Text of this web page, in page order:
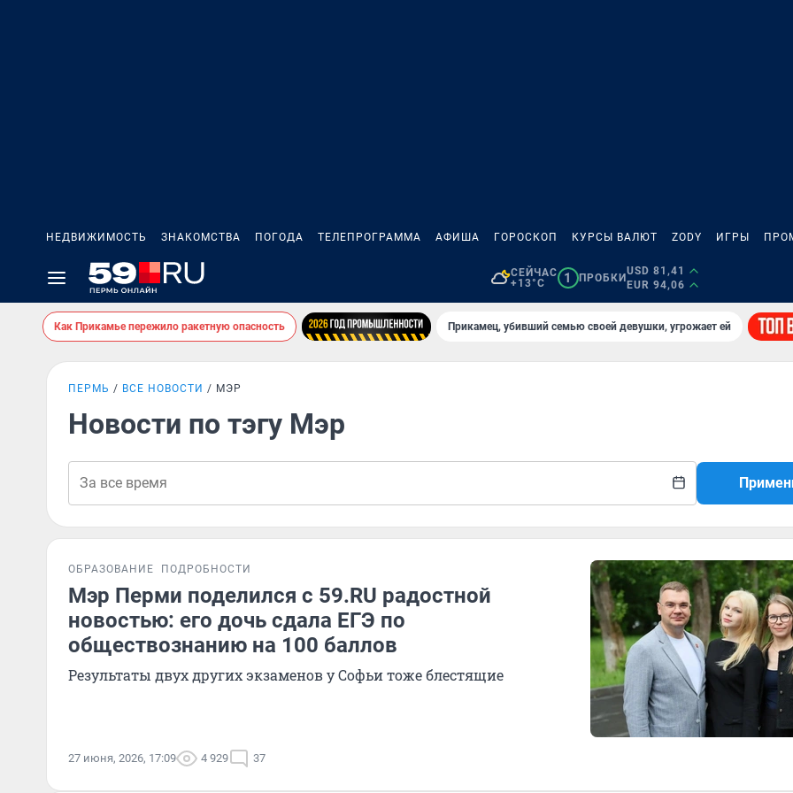
НЕДВИЖИМОСТЬ ЗНАКОМСТВА ПОГОДА ТЕЛЕПРОГРАММА АФИША ГОРОСКОП КУРСЫ ВАЛЮТ ZODY ИГРЫ
СЕЙЧАС
+13°C
1 ПРОБКИ
USD 81,41
EUR 94,06
Как Прикамье пережило ракетную опасность Прикамец, убивший семью своей девушки, угрожает ей
ПЕРМЬ ВСЕ НОВОСТИ МЭР
Новости по тэгу Мэр
ОБРАЗОВАНИЕ ПОДРОБНОСТИ
Мэр Перми поделился с 59.RU радостной
новостью: его дочь сдала ЕГЭ по
обществознанию на 100 баллов
Результаты двух других экзаменов у Софьи тоже блестящие
27 июня, 2026, 17:09 4 929 37